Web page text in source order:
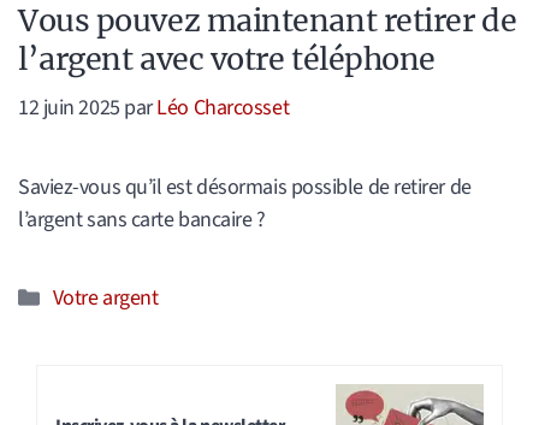
Vous pouvez maintenant retirer de
l’argent avec votre téléphone
12 juin 2025 parLéo Charcosset
Saviez-vous qu’il est désormais possible de retirer de
l’argent sans carte bancaire ?
Catégories
Votre argent